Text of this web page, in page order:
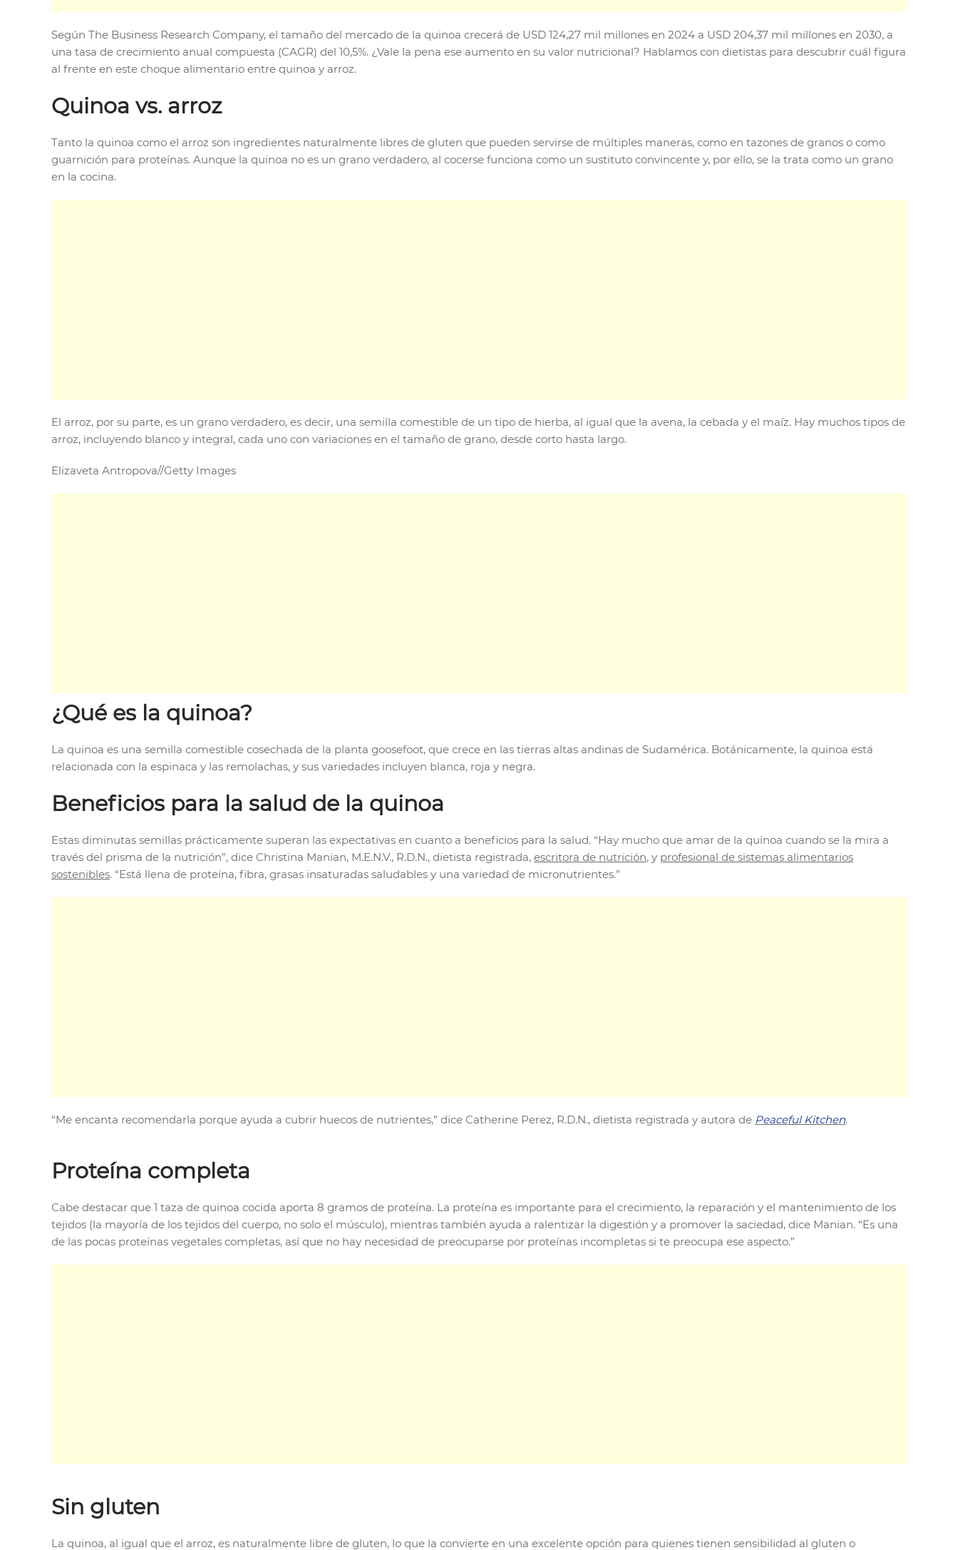
Según The Business Research Company, el tamaño del mercado de la quinoa crecerá de USD 124,27 mil millones en 2024 a USD 204,37 mil millones en 2030, a
una tasa de crecimiento anual compuesta (CAGR) del 10,5%. ¿Vale la pena ese aumento en su valor nutricional? Hablamos con dietistas para descubrir cuál figura
al frente en este choque alimentario entre quinoa y arroz.
Quinoa vs. arroz
Tanto la quinoa como el arroz son ingredientes naturalmente libres de gluten que pueden servirse de múltiples maneras, como en tazones de granos o como
guarnición para proteínas. Aunque la quinoa no es un grano verdadero, al cocerse funciona como un sustituto convincente y, por ello, se la trata como un grano
en la cocina.
El arroz, por su parte, es un grano verdadero, es decir, una semilla comestible de un tipo de hierba, al igual que la avena, la cebada y el maíz. Hay muchos tipos de
arroz, incluyendo blanco y integral, cada uno con variaciones en el tamaño de grano, desde corto hasta largo.
Elizaveta Antropova//Getty Images
¿Qué es la quinoa?
La quinoa es una semilla comestible cosechada de la planta goosefoot, que crece en las tierras altas andinas de Sudamérica. Botánicamente, la quinoa está
relacionada con la espinaca y las remolachas, y sus variedades incluyen blanca, roja y negra.
Beneficios para la salud de la quinoa
Estas diminutas semillas prácticamente superan las expectativas en cuanto a beneficios para la salud. “Hay mucho que amar de la quinoa cuando se la mira a
través del prisma de la nutrición”, dice Christina Manian, M.E.N.V., R.D.N., dietista registrada, escritora de nutrición, y profesional de sistemas alimentarios
sostenibles. “Está llena de proteína, fibra, grasas insaturadas saludables y una variedad de micronutrientes.”
“Me encanta recomendarla porque ayuda a cubrir huecos de nutrientes,” dice Catherine Perez, R.D.N., dietista registrada y autora de Peaceful Kitchen.
Proteína completa
Cabe destacar que 1 taza de quinoa cocida aporta 8 gramos de proteína. La proteína es importante para el crecimiento, la reparación y el mantenimiento de los
tejidos (la mayoría de los tejidos del cuerpo, no solo el músculo), mientras también ayuda a ralentizar la digestión y a promover la saciedad, dice Manian. “Es una
de las pocas proteínas vegetales completas, así que no hay necesidad de preocuparse por proteínas incompletas si te preocupa ese aspecto.”
Sin gluten
La quinoa, al igual que el arroz, es naturalmente libre de gluten, lo que la convierte en una excelente opción para quienes tienen sensibilidad al gluten o